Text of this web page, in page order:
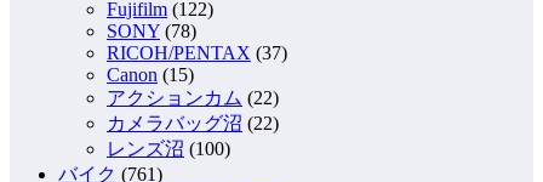
Fujifilm (122)
SONY (78)
RICOH/PENTAX (37)
Canon (15)
アクションカム (22)
カメラバッグ沼 (22)
レンズ沼 (100)
バイク (761)